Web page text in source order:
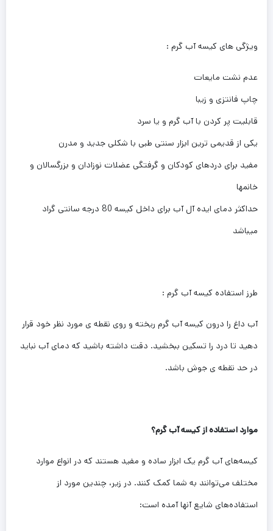
ویژگی های کیسه آب گرم :
عدم نشت مایعات
چاپ فانتزی و زیبا
قابلیت پر کردن با آب گرم و یا سرد
یکی از قدیمی ترین ابزار سنتی طبی با شکلی جدید و مدرن
مفید برای دردهای کودکان و گرفتگی عضلات نوزادان و بزرگسالان و
خانمها
حداکثر دمای ایده آل آب برای داخل کیسه 80 درجه سانتی گراد
میباشد
طرز استفاده کیسه آب گرم :
آب داغ را درون کیسه آب گرم ریخته و روی نقطه ی مورد نظر خود قرار
دهید تا درد را تسکین ببخشید. دقت داشته باشید که دمای آب نباید
در حد نقطه ی جوش باشد.
موارد استفاده از کیسه آب گرم؟
کیسه‌های آب گرم یک ابزار ساده و مفید هستند که در انواع موارد
مختلف می‌توانند به شما کمک کنند. در زیر، چندین مورد از
استفاده‌های شایع آنها آمده است: